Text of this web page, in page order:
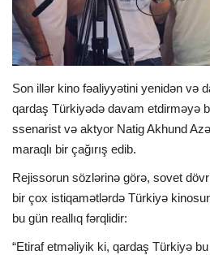
FORMULA 1
DÜNYA
ANALİTİKA
Multimedia
Son illər kino fəaliyyətini yenidən və
qardaş Türkiyədə davam etdirməyə
ssenarist və aktyor Natig Akhund
maraqlı bir çağırış edib.
Rejissorun sözlərinə görə, sovet
bir çox istiqamətlərdə Türkiyə
bu gün reallıq fərqlidir:
“Etiraf etməliyik ki, qardaş Türkiyə